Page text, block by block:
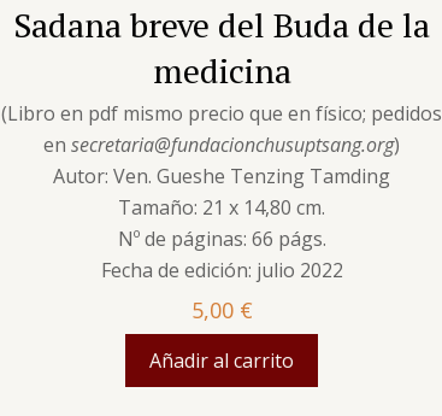
Sadana breve del Buda de la
medicina
(Libro en pdf mismo precio que en físico; pedidos
ensecretaria@fundacionchusuptsang.org)
Autor: Ven. Gueshe Tenzing Tamding
Tamaño: 21 x 14,80 cm.
Nº de páginas: 66 págs.
Fecha de edición: julio 2022
5,00 €
Añadir al carrito